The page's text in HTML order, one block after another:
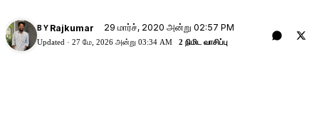
BY Rajkumar 29 மார்ச், 2020 அன்று 02:57 PM
Updated · 27 மே, 2026 அன்று 03:34 AM 2 நிமிட வாசிப்பு